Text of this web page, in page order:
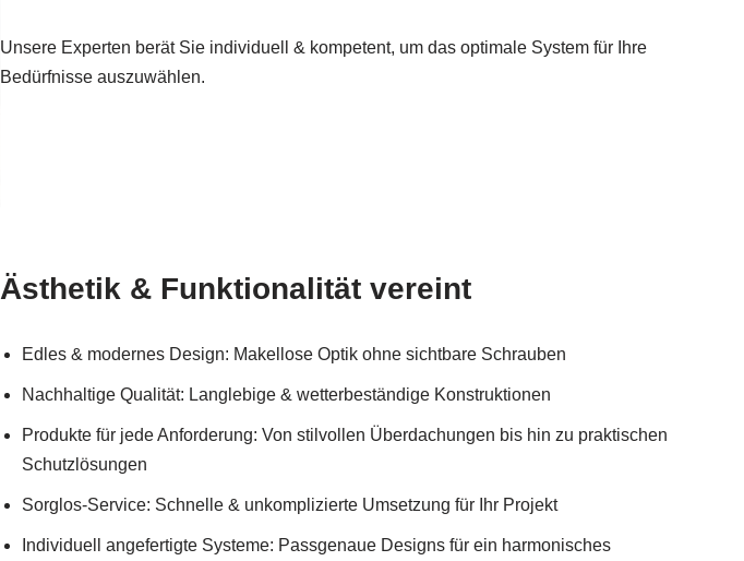
Unsere Experten berät Sie individuell & kompetent, um das optimale System für Ihre
Bedürfnisse auszuwählen.
Ästhetik & Funktionalität vereint
Edles & modernes Design: Makellose Optik ohne sichtbare Schrauben
Nachhaltige Qualität: Langlebige & wetterbeständige Konstruktionen
Produkte für jede Anforderung: Von stilvollen Überdachungen bis hin zu praktischen
Schutzlösungen
Sorglos-Service: Schnelle & unkomplizierte Umsetzung für Ihr Projekt
Individuell angefertigte Systeme: Passgenaue Designs für ein harmonisches